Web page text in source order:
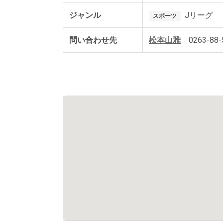
ジャンル スポーツ Jリーグ
問い合わせ先 松本山雅0263-88-